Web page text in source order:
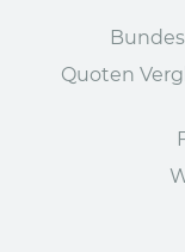
Quoten